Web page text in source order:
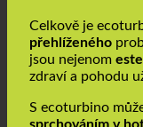
Celkově je
přehlíženého
jsou nejenom
S ecoturbino